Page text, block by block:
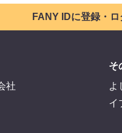
FANY IDに登録・
社
そ
よ
イ